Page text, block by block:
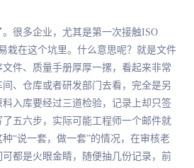
很多企业，尤其是第一次接触ISO
栽在这个坑里。什么意思呢？就是文件
件、质量手册厚厚一摞，看起来非常
、仓库或者研发部门去看，完全是另
入库要经过三道检验，记录上却只签
了五六步，实际可能工程师一个邮件就
“说一套，做一套”的情况，在审核老
都是火眼金睛，随便抽几份记录，前